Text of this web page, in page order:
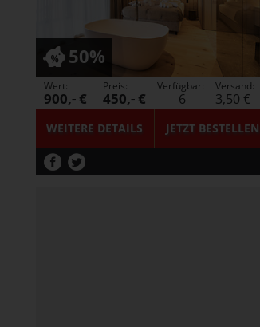
50%
WEITERE DETAILS JETZT BESTELLEN
Wert:
900,- €
Preis:
450,- €
Verfügbar:
6
Versand:
3,50 €